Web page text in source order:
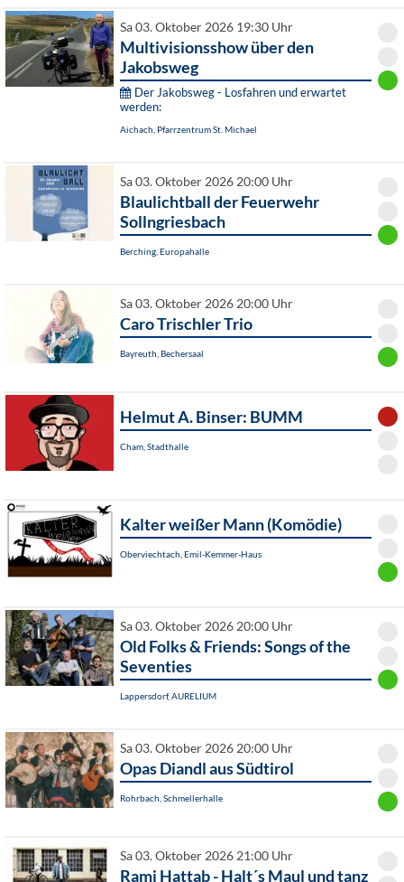
Sa 03. Oktober 2026 19:30 Uhr
Multivisionsshow über den
Jakobsweg
Der Jakobsweg - Losfahren und erwartet
werden:
Aichach, Pfarrzentrum St. Michael
Sa 03. Oktober 2026 20:00 Uhr
Blaulichtball der Feuerwehr
Sollngriesbach
Berching, Europahalle
Sa 03. Oktober 2026 20:00 Uhr
Caro Trischler Trio
Bayreuth, Bechersaal
Helmut A. Binser: BUMM
Cham, Stadthalle
Kalter weißer Mann (Komödie)
Oberviechtach, Emil-Kemmer-Haus
Sa 03. Oktober 2026 20:00 Uhr
Old Folks & Friends: Songs of the
Seventies
Lappersdorf, AURELIUM
Sa 03. Oktober 2026 20:00 Uhr
Opas Diandl aus Südtirol
Rohrbach, Schmellerhalle
Sa 03. Oktober 2026 21:00 Uhr
Rami Hattab - Halt´s Maul und tanz